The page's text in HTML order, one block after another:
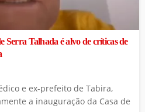
Serra Talhada é alvo de críticas de
e ex-prefeito de Tabira,
a inauguração da Casa de